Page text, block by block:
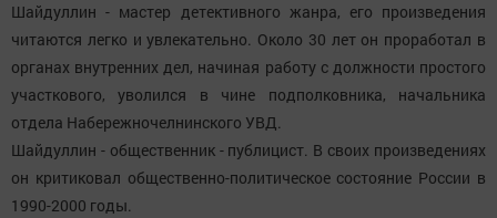
Шайдуллин - мастер детективного жанра, его произведения
читаются легко и увлекательно. Около 30 лет он проработал в
органах внутренних дел, начиная работу с должности простого
участкового, уволился в чине подполковника, начальника
отдела Набережночелнинского УВД.
Шайдуллин - общественник - публицист. В своих произведениях
он критиковал общественно-политическое состояние России в
1990-2000 годы.